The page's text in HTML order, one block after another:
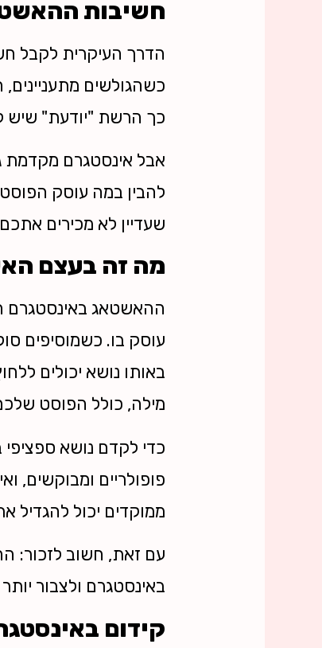
חשיבות
הדרך העיקרית לקבל
כשהגולשים
כך הרשת "יודעת" שיש
אבל אינסטגרם מקדמת
להבין במה עוסק הפוסט
שעדיין לא מכירים
מה זה בעצם
ההאשטאג באינסטגרם
עוסק בו. כשמוסיפים
באותו נושא יכולים
מילה, כולל הפוסט
כדי לקדם נושא
פופולריים ומבוקשים,
ממוקדים יכול להגדיל
עם זאת, חשוב לזכור:
באינסטגרם ולצבור
קידום